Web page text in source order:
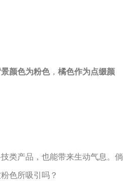
颜色为粉色， 橘色作为点缀颜
类产品，也能带来生动气息。倘
色所吸引吗？